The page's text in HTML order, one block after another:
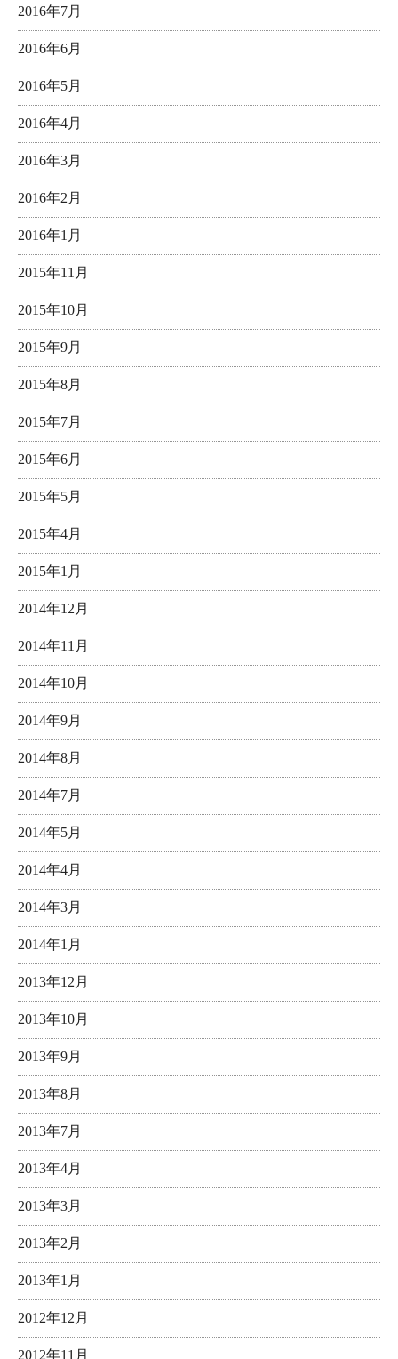
2016年7月
2016年6月
2016年5月
2016年4月
2016年3月
2016年2月
2016年1月
2015年11月
2015年10月
2015年9月
2015年8月
2015年7月
2015年6月
2015年5月
2015年4月
2015年1月
2014年12月
2014年11月
2014年10月
2014年9月
2014年8月
2014年7月
2014年5月
2014年4月
2014年3月
2014年1月
2013年12月
2013年10月
2013年9月
2013年8月
2013年7月
2013年4月
2013年3月
2013年2月
2013年1月
2012年12月
2012年11月